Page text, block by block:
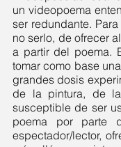
un videopoema
ser redundante.
no serlo, de ofrecer
a partir del poema.
tomar como base
grandes dosis
de la pintura, de
susceptible de ser
poema por parte
espectador/lector,